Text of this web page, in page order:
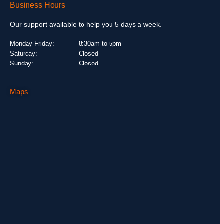
Business Hours
Our support available to help you 5 days a week.
Monday-Friday:
Saturday:
Sunday:
8:30am to 5pm
Closed
Closed
Maps